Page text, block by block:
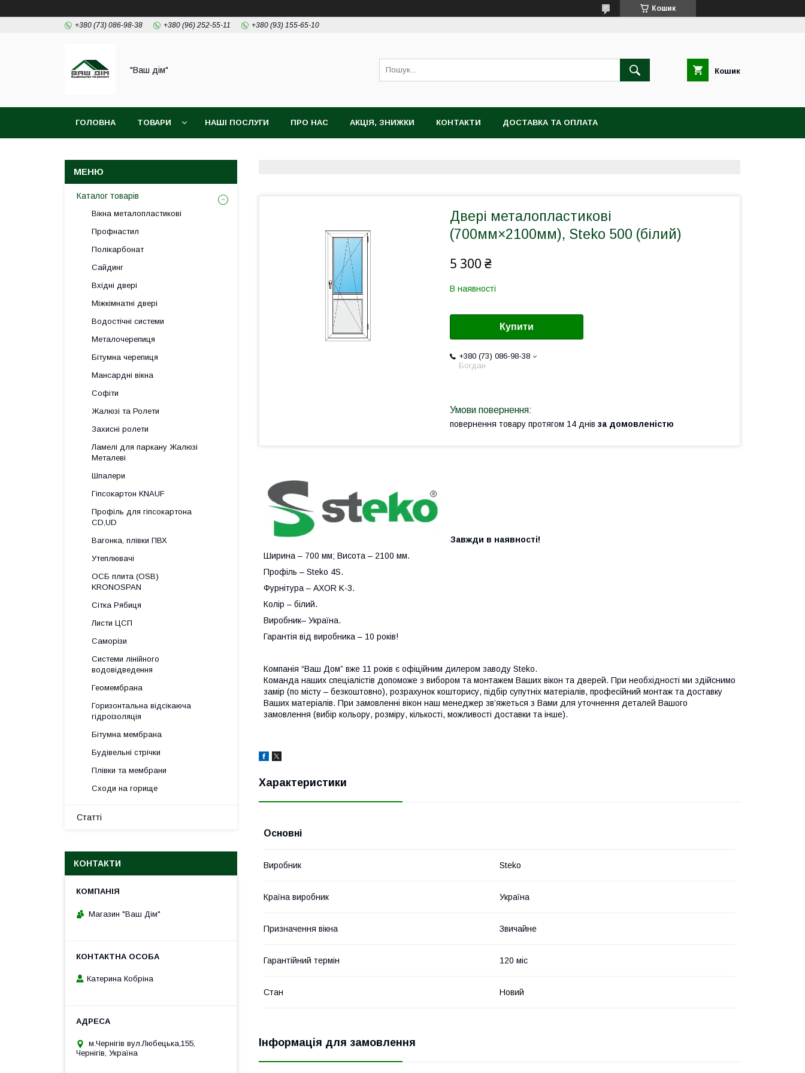
Кошик
+380 (73) 086-98-38 +380 (96) 252-55-11 +380 (93) 155-65-10
"Ваш дім" Кошик
ГОЛОВНА ТОВАРИ НАШІ ПОСЛУГИ ПРО НАС АКЦІЯ, ЗНИЖКИ КОНТАКТИ ДОСТАВКА ТА ОПЛАТА
Двері металопластикові
(700мм×2100мм), Steko 500 (білий)
5 300 ₴
В наявності
Купити
+380 (73) 086-98-38
Богдан
повернення товару протягом 14 днів за домовленістю
Завжди в наявності!
Ширина – 700 мм; Висота – 2100 мм.
Профіль – Steko 4S.
Фурнітура – AXOR K-3.
Колір – білий.
Виробник– Україна.
Гарантія від виробника – 10 років!
Компанія “Ваш Дом” вже 11 років є офіційним дилером заводу Steko.
Команда наших спеціалістів допоможе з вибором та монтажем Ваших вікон та дверей. При необхідності ми здійснимо
замір (по місту – безкоштовно), розрахунок кошторису, підбір супутніх матеріалів, професійний монтаж та доставку
Ваших матеріалів. При замовленні вікон наш менеджер зв’яжеться з Вами для уточнення деталей Вашого
замовлення (вибір кольору, розміру, кількості, можливості доставки та інше).
Характеристики
Основні
Виробник Steko
Країна виробник Україна
Призначення вікна Звичайне
Гарантійний термін 120 міс
Стан Новий
Інформація для замовлення
Каталог товарів
Вікна металопластикові
Профнастил
Полікарбонат
Сайдинг
Вхідні двері
Міжкімнатні двері
Водостічні системи
Металочерепиця
Бітумна черепиця
Мансардні вікна
Софіти
Жалюзі та Ролети
Захисні ролети
Ламелі для паркану Жалюзі
Металеві
Шпалери
Гіпсокартон KNAUF
Профіль для гіпсокартона
CD,UD
Вагонка, плівки ПВХ
Утеплювачі
ОСБ плита (OSB)
KRONOSPAN
Сітка Рябиця
Листи ЦСП
Саморізи
Системи лінійного
водовідведення
Геомембрана
Горизонтальна відсікаюча
гідроізоляція
Бітумна мембрана
Будівельні стрічки
Плівки та мембрани
Сходи на горище
Статті
КОНТАКТИ
Магазин "Ваш Дім"
Катерина Кобріна
м.Чернігів вул.Любецька,155,
Чернігів, Україна